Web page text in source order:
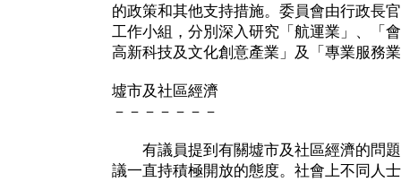
的政策和其他支持措施。委員會由行政長
工作小組，分別深入研究「航運業」、「
高新科技及文化創意產業」及「專業服務
墟市及社區經濟
－－－－－－－
有議員提到有關墟市及社區經濟的問題
議一直持積極開放的態度。社會上不同人